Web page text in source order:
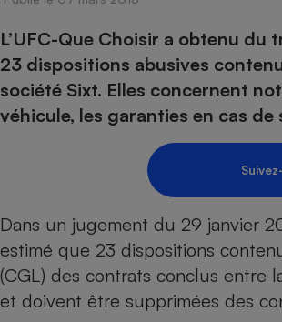
L’UFC-Que Choisir a obtenu du
23 dispositions abusives
société Sixt. Elles concernent
véhicule, les garanties en cas
Dans un jugement du 29 janvier
estimé que 23 dispositions
(CGL) des contrats conclus entre
et doivent être supprimées des
Choisir son fioul
Choisir son pellet
Comparateur assurance
Energie Moins Chère Ensemble
Tous les comparateurs
Toutes les cartes interactives
nous ?